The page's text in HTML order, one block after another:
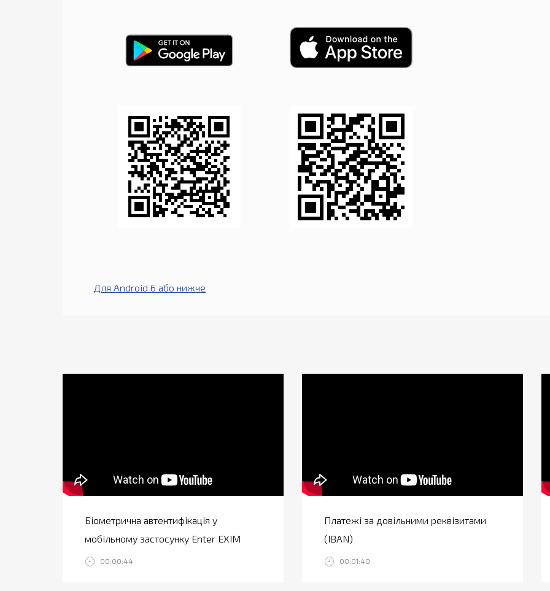
Для Android 6 або нижче
Біометрична автентифікація у
мобільному застосунку Enter EXIM
00:00:44
Платежі за довільними реквізитами
(IBAN)
00:01:40